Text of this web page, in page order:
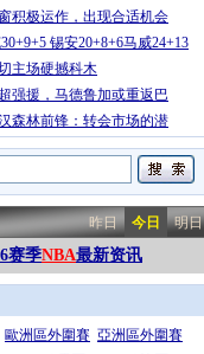
积极运作，出现合适机会
锡安20+8+6马威24+13
主场硬撼科木
强援，马德鲁加或重返巴
森林前锋：转会市场的潜
昨日 今日 明日
赛季NBA最新资讯
歐洲區外圍賽 亞洲區外圍賽